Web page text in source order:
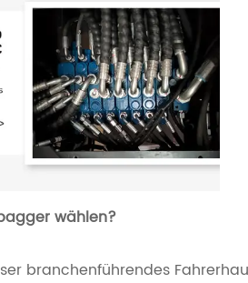
wählen?
branchenführendes